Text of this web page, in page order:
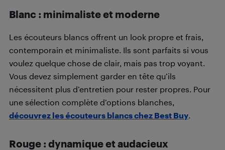
Blanc : minimaliste et moderne
Les écouteurs blancs offrent un look propre et frais,
contemporain et minimaliste. Ils sont parfaits si vous
voulez quelque chose de clair, mais pas trop voyant.
Vous devez simplement garder en tête qu’ils
nécessitent plus d’entretien pour rester propres. Pour
une sélection complète d’options blanches,
découvrez les écouteurs blancs chez Best Buy.
Rouge : dynamique et audacieux